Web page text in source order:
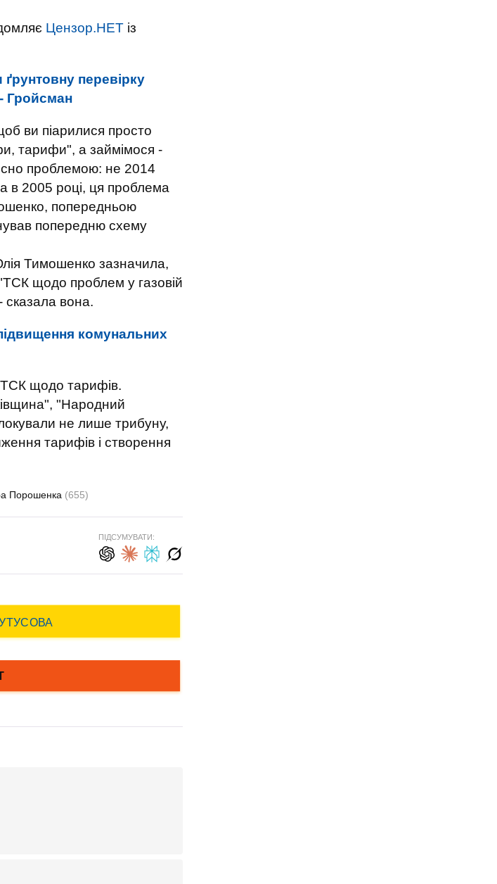
Цензор.НЕТ із
перевірку
- Гройсман
ви піарилися просто
тарифи", а займімося -
проблемою: не 2014
в 2005 році, ця проблема
попередньою
попередню схему
Тимошенко зазначила,
щодо проблем у газовій
сказала вона.
комунальних
щодо тарифів.
"Народний
не лише трибуну,
тарифів і створення
Порошенка (655)
ПІДСУМУВАТИ: